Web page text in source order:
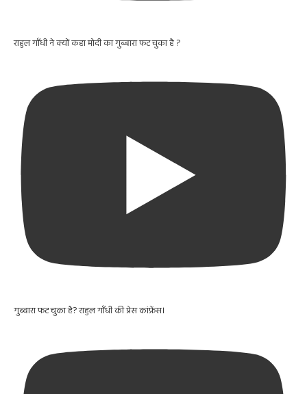
राहुल गाँधी ने क्यों कहा मोदी का गुब्बारा फट चुका है ?
गुब्बारा फट चुका है? राहुल गाँधी की प्रेस कांफ्रेंस।